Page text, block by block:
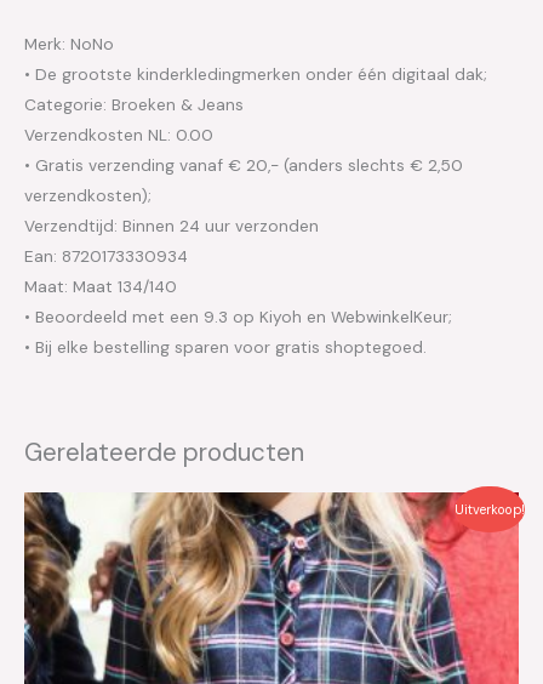
Merk: NoNo
• De grootste kinderkledingmerken onder één digitaal dak;
Categorie: Broeken & Jeans
Verzendkosten NL: 0.00
• Gratis verzending vanaf € 20,- (anders slechts € 2,50
verzendkosten);
Verzendtijd: Binnen 24 uur verzonden
Ean: 8720173330934
Maat: Maat 134/140
• Beoordeeld met een 9.3 op Kiyoh en WebwinkelKeur;
• Bij elke bestelling sparen voor gratis shoptegoed.
Gerelateerde producten
Uitverkoop!
Oorspronkelijke
was:
€44.95.
Huidige
prijs
is:
€22.50.